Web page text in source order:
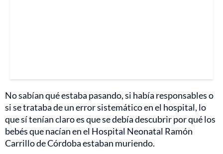
No sabían qué estaba pasando, si había responsables o
si se trataba de un error sistemático en el hospital, lo
que sí tenían claro es que se debía descubrir por qué los
bebés que nacían en el Hospital Neonatal Ramón
Carrillo de Córdoba estaban muriendo.